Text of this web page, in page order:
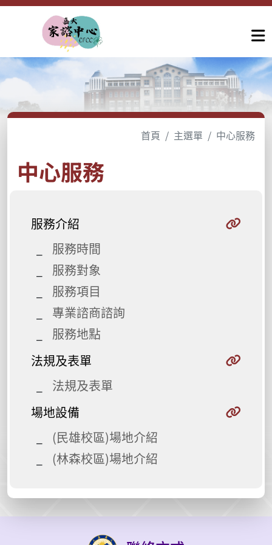
首頁 主選單 中心服務
中心服務
服務介紹
服務時間
服務對象
服務項目
專業諮商諮詢
服務地點
法規及表單
法規及表單
場地設備
(民雄校區)場地介紹
(林森校區)場地介紹